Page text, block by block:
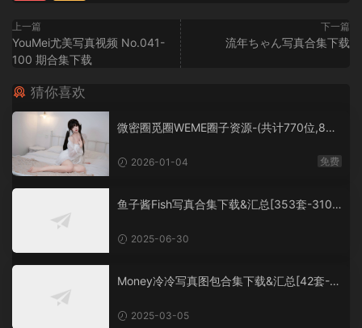
上一篇
YouMei尤美写真视频 No.041-
100 期合集下载
下一篇
流年ちゃん写真合集下载
猜你喜欢
微密圈觅圈WEME圈子资源-(共计770位,860
2026-01-04 免费
鱼子酱Fish写真合集下载&汇总[353套-310.
2025-06-30
Money冷冷写真图包合集下载&汇总[42套-5
2025-03-05